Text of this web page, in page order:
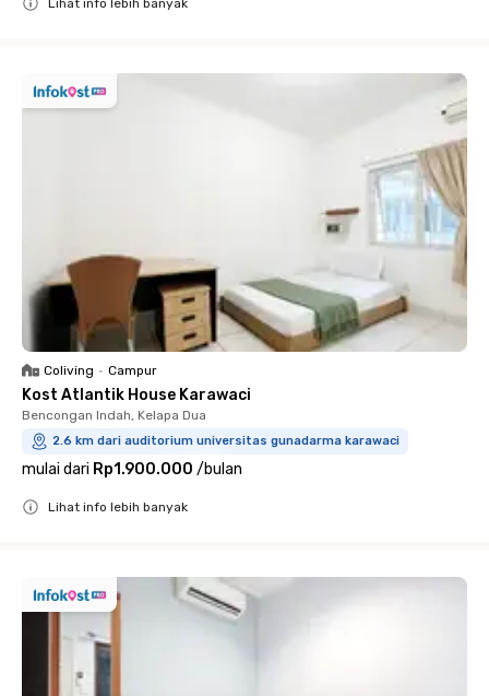
Lihat info lebih banyak
Coliving • Campur
Kost Atlantik House Karawaci
Bencongan Indah, Kelapa Dua
2.6 km dari auditorium universitas gunadarma karawaci
mulai dari Rp1.900.000 /bulan
Lihat info lebih banyak